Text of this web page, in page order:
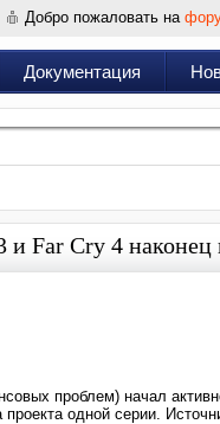
Добро пожаловать на
Документация
и Far Cry 4
проблем) начал
одной серии.